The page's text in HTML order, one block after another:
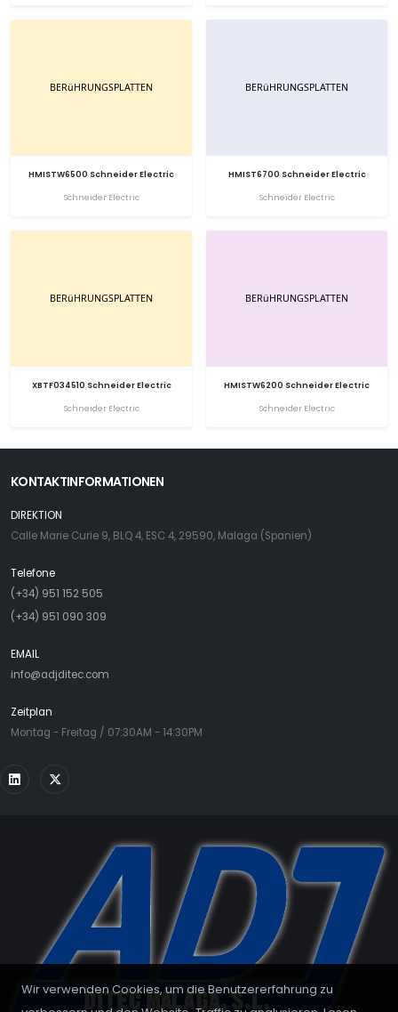
Wir verwenden Cookies, um die Benutzererfahrung zu
HMISTW6500 Schneider Electric
Schneider Electric
HMIST6700 Schneider Electric
Schneider Electric
XBTF034510 Schneider Electric
Schneider Electric
HMISTW6200 Schneider Electric
Schneider Electric
KONTAKTINFORMATIONEN
DIREKTION
Calle Marie Curie 9, BLQ 4, ESC 4, 29590, Malaga (Spanien)
Telefone
(+34) 951 152 505
(+34) 951 090 309
EMAIL
info@adjditec.com
Zeitplan
Montag - Freitag / 07:30AM - 14:30PM